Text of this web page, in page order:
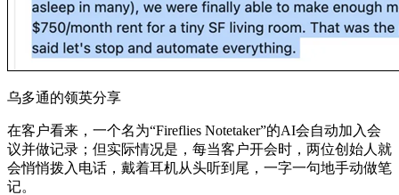
乌多通的领英分享
在客户看来，一个名为“Fireflies Notetaker”的AI会自动加入会
议并做记录；但实际情况是，每当客户开会时，两位创始人就
会悄悄拨入电话，戴着耳机从头听到尾，一字一句地手动做笔
记。